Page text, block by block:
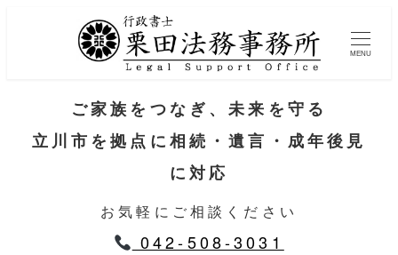
MENU
ご家族をつなぎ、未来を守る
立川市を拠点に相続・遺言・成年後見
に対応
お気軽にご相談ください
042-508-3031